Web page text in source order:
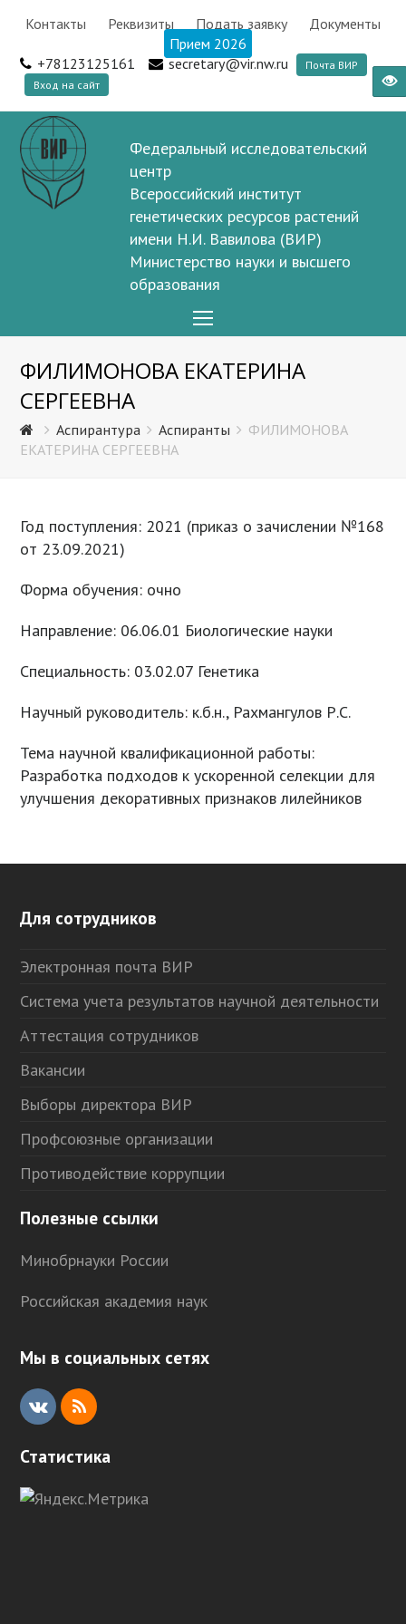
Контакты Реквизиты Подать заявку
Документы
Прием 2026
+78123125161
secretary@vir.nw.ru
Почта ВИР
Вход на сайт
Федеральный исследовательский
центр
Всероссийский институт
генетических ресурсов растений
имени Н.И. Вавилова (ВИР)
Министерство науки и высшего
образования
Menu
ФИЛИМОНОВА ЕКАТЕРИНА
СЕРГЕЕВНА
Аспирантура Аспиранты
ФИЛИМОНОВА
ЕКАТЕРИНА СЕРГЕЕВНА
Год поступления: 2021 (приказ о зачислении №168
от 23.09.2021)
Форма обучения: очно
Направление: 06.06.01 Биологические науки
Специальность: 03.02.07 Генетика
Научный руководитель: к.б.н., Рахмангулов Р.С.
Тема научной квалификационной работы:
Разработка подходов к ускоренной селекции для
улучшения декоративных признаков лилейников
Для сотрудников
Электронная почта ВИР
Система учета результатов научной деятельности
Аттестация сотрудников
Вакансии
Выборы директора ВИР
Профсоюзные организации
Противодействие коррупции
Полезные ссылки
Минобрнауки России
Российская академия наук
Мы в социальных сетях
V
R
Статистика